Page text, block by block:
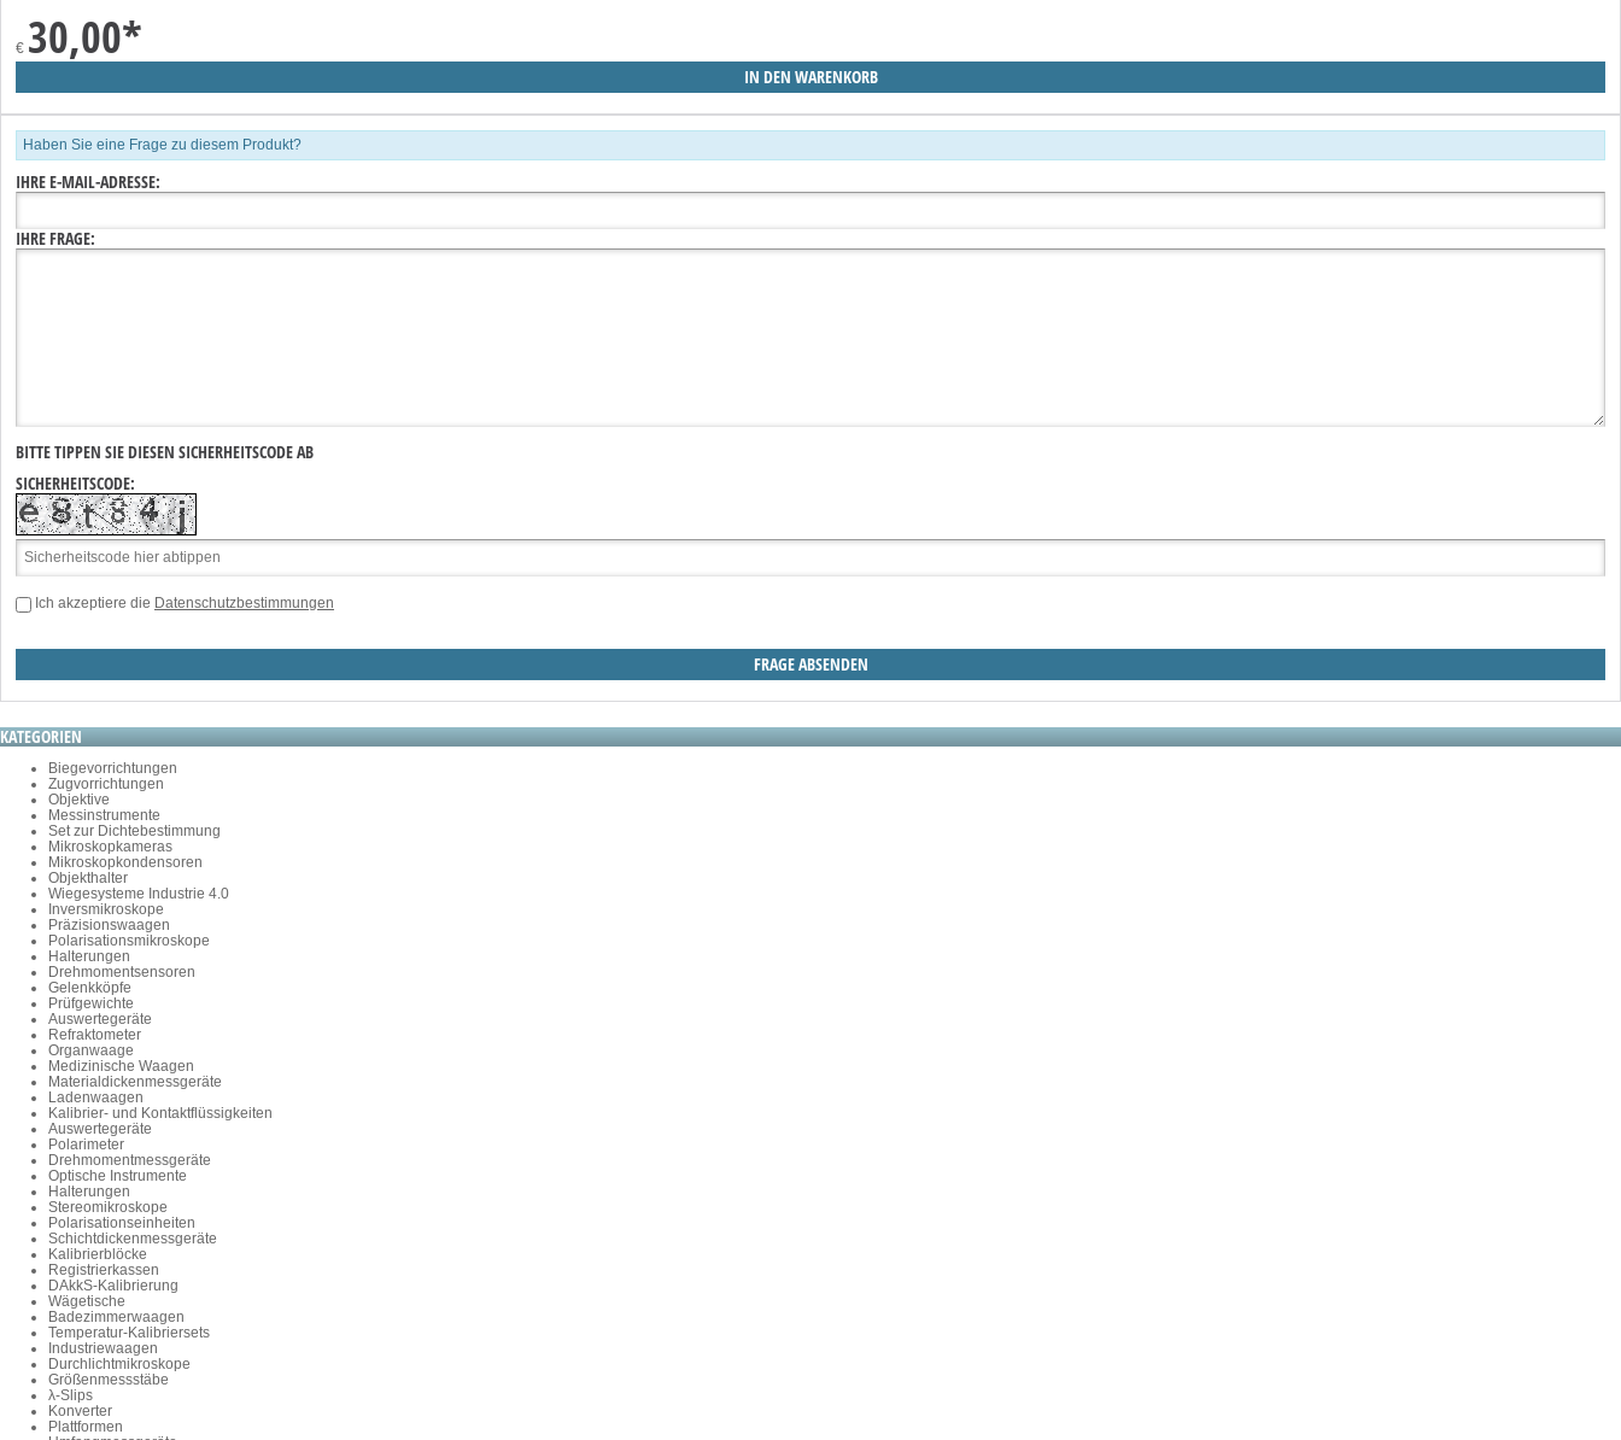
€ 30,00*
Haben Sie eine Frage zu diesem Produkt?
IHRE E-MAIL-ADRESSE:
IHRE FRAGE:
BITTE TIPPEN SIE DIESEN SICHERHEITSCODE AB
SICHERHEITSCODE:
Ich akzeptiere die Datenschutzbestimmungen
KATEGORIEN
Biegevorrichtungen
Zugvorrichtungen
Objektive
Messinstrumente
Set zur Dichtebestimmung
Mikroskopkameras
Mikroskopkondensoren
Objekthalter
Wiegesysteme Industrie 4.0
Inversmikroskope
Präzisionswaagen
Polarisationsmikroskope
Halterungen
Drehmomentsensoren
Gelenkköpfe
Prüfgewichte
Auswertegeräte
Refraktometer
Organwaage
Medizinische Waagen
Materialdickenmessgeräte
Ladenwaagen
Kalibrier- und Kontaktflüssigkeiten
Auswertegeräte
Polarimeter
Drehmomentmessgeräte
Optische Instrumente
Halterungen
Stereomikroskope
Polarisationseinheiten
Schichtdickenmessgeräte
Kalibrierblöcke
Registrierkassen
DAkkS-Kalibrierung
Wägetische
Badezimmerwaagen
Temperatur-Kalibriersets
Industriewaagen
Durchlichtmikroskope
Größenmessstäbe
λ-Slips
Konverter
Plattformen